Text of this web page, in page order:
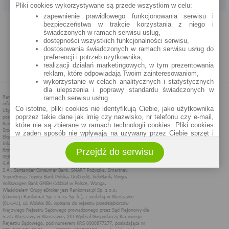
PROGRAM PARTNERSKI O NAS REKLAMA REGULAMIN
POLITYKA PRYWATNOŚCI POLITYKA COOKIES ZASADY PLASOWANIA
Pliki cookies wykorzystywane są przede wszystkim w celu:
zapewnienie prawidłowego funkcjonowania serwisu i
bezpieczeństwa w trakcie korzystania z niego i
świadczonych w ramach serwisu usług,
dostępności wszystkich funkcjonalności serwisu,
dostosowania świadczonych w ramach serwisu usług do
preferencji i potrzeb użytkownika,
realizacji działań marketingowych, w tym prezentowania
reklam, które odpowiadają Twoim zainteresowaniom,
wykorzystanie w celach analitycznych i statystycznych
dla ulepszenia i poprawy standardu świadczonych w
ramach serwisu usług.
Co istotne, pliki cookies nie identyfikują Ciebie, jako użytkownika
poprzez takie dane jak imię czy nazwisko, nr telefonu czy e-mail,
które nie są zbierane w ramach technologii cookies. Pliki cookies
w żaden sposób nie wpływają na używany przez Ciebie sprzęt i
Zakres wykorzystywania plików cookies możliwy jest do
określenia w ustawieniach przeglądarki każdego użytkownika. Bez
wprowadzenia zmian ustawień, informacje w plikach cookies mogą
być zapisywane w pamięci Twojego urządzenia.
Administratorem danych pozyskiwanych w technologii cookies jest
spółka Rankomat.pl Sp. z o.o. (dawniej: Rankomat Sp. z o. o. Sp.
k.) z siedzibą w Warszawie, ul. Wolska 88, 01 - 141 Warszawa.
Możesz jako użytkownik w każdym czasie skontaktować się z
administratorem pod adresem bok@ebroker.pl, jak również wyrazić
Przejdź do serwisu